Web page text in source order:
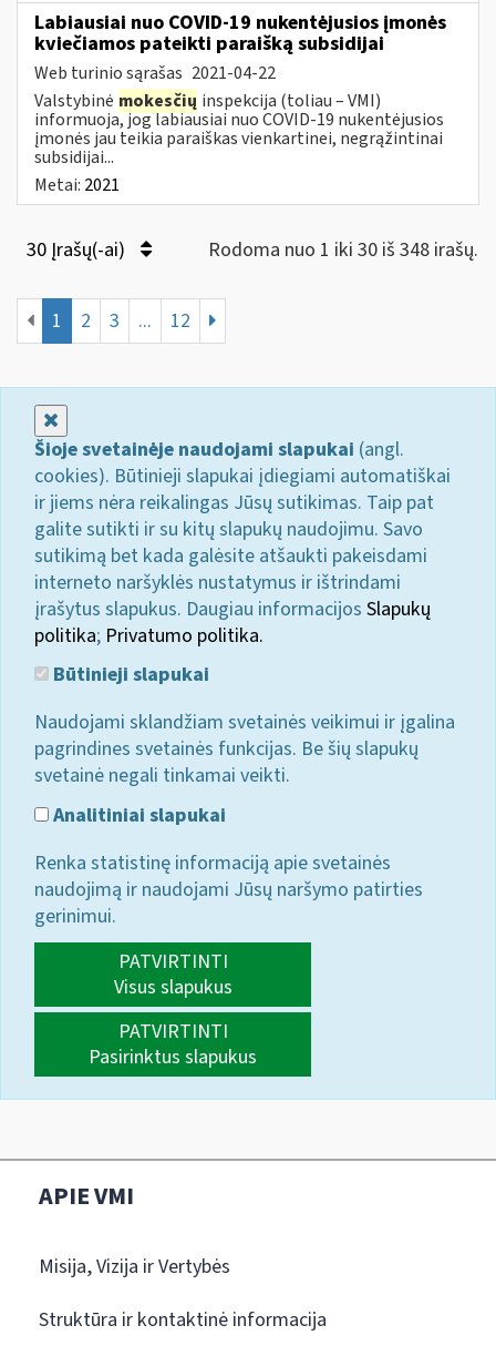
Labiausiai nuo COVID-19 nukentėjusios įmonės
kviečiamos pateikti paraišką subsidijai
Web turinio sąrašas 2021-04-22
Valstybinė mokesčių inspekcija (toliau – VMI)
informuoja, jog labiausiai nuo COVID-19 nukentėjusios
įmonės jau teikia paraiškas vienkartinei, negrąžintinai
subsidijai...
Metai: 2021
30 Įrašų(-ai) Rodoma nuo 1 iki 30 iš 348 irašų.
1 2 3 ... 12
Šioje svetainėje naudojami slapukai (angl.
cookies). Būtinieji slapukai įdiegiami automatiškai
ir jiems nėra reikalingas Jūsų sutikimas. Taip pat
galite sutikti ir su kitų slapukų naudojimu. Savo
sutikimą bet kada galėsite atšaukti pakeisdami
interneto naršyklės nustatymus ir ištrindami
įrašytus slapukus. Daugiau informacijos Slapukų
politika; Privatumo politika.
Būtinieji slapukai
Naudojami sklandžiam svetainės veikimui ir įgalina
pagrindines svetainės funkcijas. Be šių slapukų
svetainė negali tinkamai veikti.
Analitiniai slapukai
Renka statistinę informaciją apie svetainės
naudojimą ir naudojami Jūsų naršymo patirties
gerinimui.
PATVIRTINTI
Visus slapukus
PATVIRTINTI
Pasirinktus slapukus
APIE VMI
Misija, Vizija ir Vertybės
Struktūra ir kontaktinė informacija